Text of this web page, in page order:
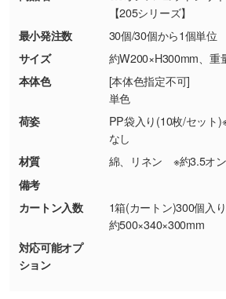
DIC・PANTONEなどのカラーチ
現物支給による色指定も承って
しく見る
・背景がある画像からキャラク
使いたいです
シンプルな背景のデータや、使
ター部分の輪郭がはっきりして
・持っているデータの背景が足
しの作り方が分からない
印刷したいデータが印刷範囲より
合、シンプルな色・柄の背景で
・お客様の元で商品を加工され
商品が破損した場合
・商品到着後7日以上経過して
・お客様のご都合による返品・交
品・色・数量などの注文間違い等)
【205シリーズ】
最小発注数
30個/30個から1個単位
サイズ
約W200×H300mm、重
本体色
[本体色指定不可]
単色
荷姿
PP袋入り(10枚/セット
なし
材質
綿、リネン ※約3.5オ
備考
カートン入数
1箱(カートン)300個入り
約500×340×300mm
対応可能オプ
ション